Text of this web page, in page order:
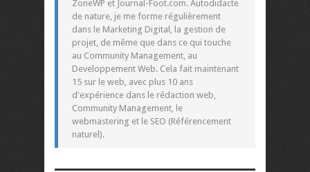
ZoneWP et Journal-Foot.com. Autodidacte
de nature, je me forme régulièrement
dans le Marketing Digital, la gestion de
projet, de même que dans ce qui touche
au Community Management, au
Developpement Web. Cela fait maintenant
15 sur le web, avec plus 10 ans
d'expérience dans le rédaction web,
Community Management, le
webmastering et le SEO (Référencement
naturel).